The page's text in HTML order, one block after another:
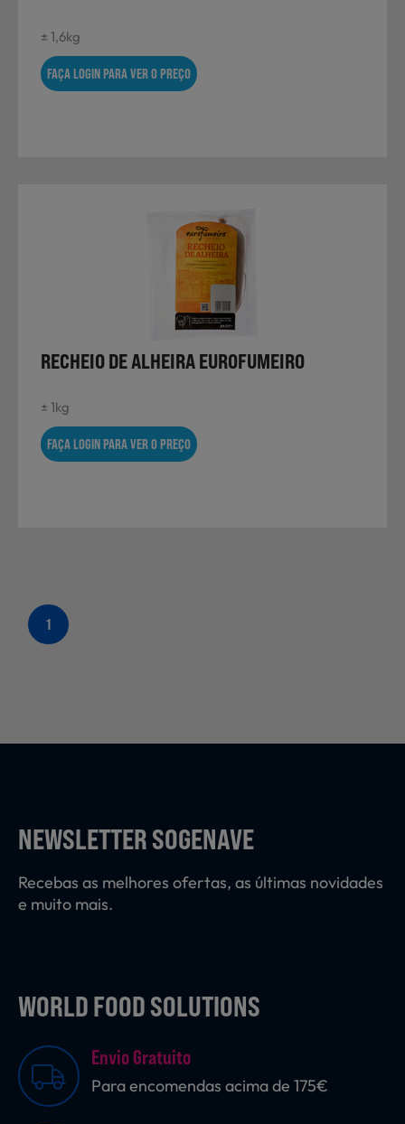
± 1,6kg
FAÇA LOGIN PARA VER O PREÇO
RECHEIO DE ALHEIRA EUROFUMEIRO
± 1kg
FAÇA LOGIN PARA VER O PREÇO
1
NEWSLETTER SOGENAVE
Recebas as melhores ofertas, as últimas novidades
e muito mais.
WORLD FOOD SOLUTIONS
Envio Gratuito
Para encomendas acima de 175€